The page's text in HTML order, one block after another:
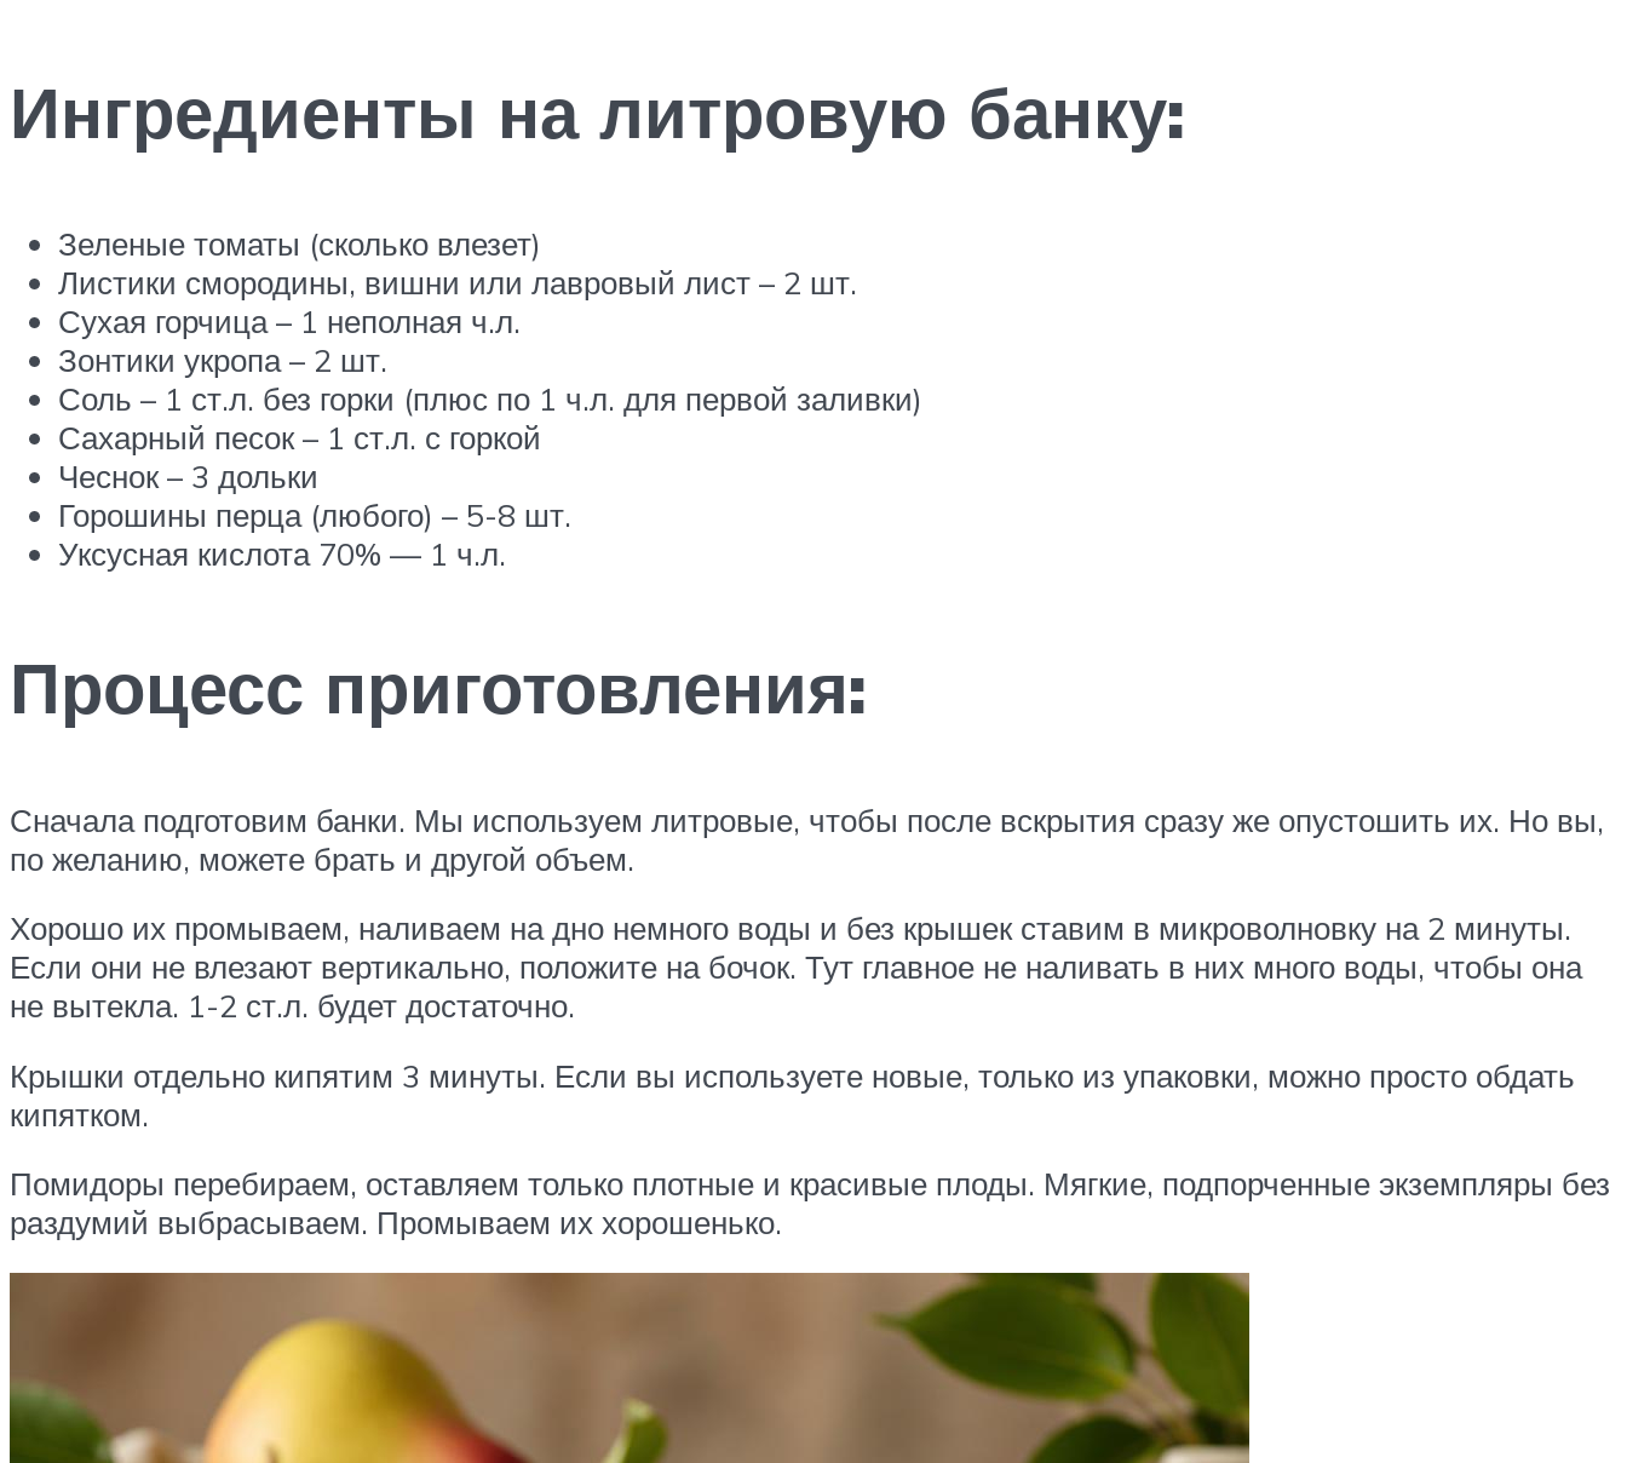
Ингредиенты на литровую банку:
Зеленые томаты (сколько влезет)
Листики смородины, вишни или лавровый лист – 2 шт.
Сухая горчица – 1 неполная ч.л.
Зонтики укропа – 2 шт.
Соль – 1 ст.л. без горки (плюс по 1 ч.л. для первой заливки)
Сахарный песок – 1 ст.л. с горкой
Чеснок – 3 дольки
Горошины перца (любого) – 5-8 шт.
Уксусная кислота 70% — 1 ч.л.
Процесс приготовления:
Сначала подготовим банки. Мы используем литровые, чтобы после вскрытия сразу же опустошить их. Но вы,
по желанию, можете брать и другой объем.
Хорошо их промываем, наливаем на дно немного воды и без крышек ставим в микроволновку на 2 минуты.
Если они не влезают вертикально, положите на бочок. Тут главное не наливать в них много воды, чтобы она
не вытекла. 1-2 ст.л. будет достаточно.
Крышки отдельно кипятим 3 минуты. Если вы используете новые, только из упаковки, можно просто обдать
кипятком.
Помидоры перебираем, оставляем только плотные и красивые плоды. Мягкие, подпорченные экземпляры без
раздумий выбрасываем. Промываем их хорошенько.